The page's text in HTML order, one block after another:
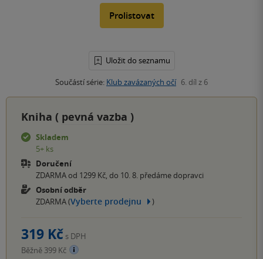
Prolistovat
Uložit do seznamu
Součástí série: Klub zavázaných očí 6. díl z 6
Kniha ( pevná vazba )
Skladem
5+ ks
Doručení
ZDARMA od 1299 Kč, do 10. 8. předáme dopravci
Osobní odběr
ZDARMA (Vyberte prodejnu )
319 Kč s DPH
Běžně 399 Kč